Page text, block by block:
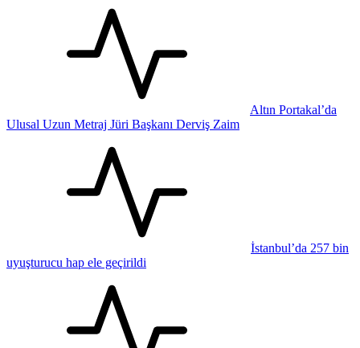
Altın Portakal’da
Ulusal Uzun Metraj Jüri Başkanı Derviş Zaim
İstanbul’da 257 bin
uyuşturucu hap ele geçirildi